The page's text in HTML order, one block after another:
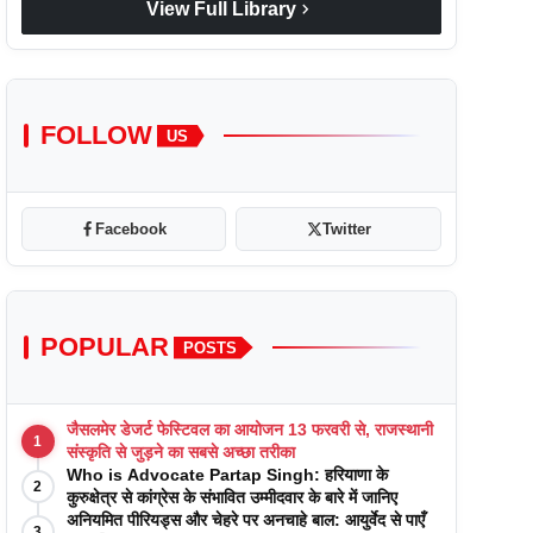
View Full Library chevron_right
FOLLOW US
Facebook Twitter
POPULAR POSTS
1
जैसलमेर डेजर्ट फेस्टिवल का आयोजन 13 फरवरी से, राजस्थानी
संस्कृति से जुड़ने का सबसे अच्छा तरीका
2
Who is Advocate Partap Singh: हरियाणा के
कुरुक्षेत्र से कांग्रेस के संभावित उम्मीदवार के बारे में जानिए
अनियमित पीरियड्स और चेहरे पर अनचाहे बाल: आयुर्वेद से पाएँ